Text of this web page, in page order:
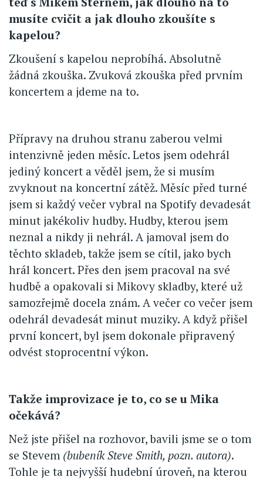
musíte cvičit a jak dlouho zkoušíte s
kapelou?
Zkoušení s kapelou neprobíhá. Absolutně
žádná zkouška. Zvuková zkouška před prvním
koncertem a jdeme na to.
Přípravy na druhou stranu zaberou velmi
intenzivně jeden měsíc. Letos jsem odehrál
jediný koncert a věděl jsem, že si musím
zvyknout na koncertní zátěž. Měsíc před turné
jsem si každý večer vybral na Spotify devadesát
minut jakékoliv hudby. Hudby, kterou jsem
neznal a nikdy ji nehrál. A jamoval jsem do
těchto skladeb, takže jsem se cítil, jako bych
hrál koncert. Přes den jsem pracoval na své
hudbě a opakovali si Mikovy skladby, které už
samozřejmě docela znám. A večer co večer jsem
odehrál devadesát minut muziky. A když přišel
první koncert, byl jsem dokonale připravený
odvést stoprocentní výkon.
Takže improvizace je to, co se u Mika
očekává?
Než jste přišel na rozhovor, bavili jsme se o tom
se Stevem (bubeník Steve Smith, pozn. autora).
Tohle je ta nejvyšší hudební úroveň, na kterou